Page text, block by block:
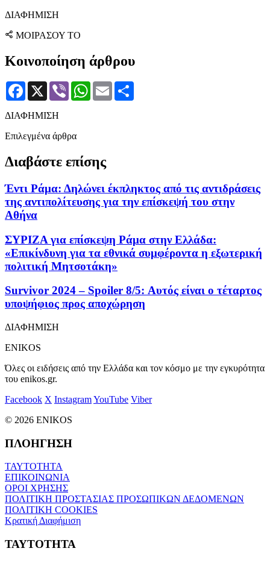
ΔΙΑΦΗΜΙΣΗ
ΜΟΙΡΑΣΟΥ ΤΟ
Κοινοποίηση άρθρου
Facebook
X Viber WhatsApp
Email
ΔΙΑΦΗΜΙΣΗ
Επιλεγμένα άρθρα
Διαβάστε επίσης
Έντι Ράμα: Δηλώνει έκπληκτος από τις αντιδράσεις
της αντιπολίτευσης για την επίσκεψή του στην
Αθήνα
ΣΥΡΙΖΑ για επίσκεψη Ράμα στην Ελλάδα:
«Επικίνδυνη για τα εθνικά συμφέροντα η εξωτερική
πολιτική Μητσοτάκη»
Survivor 2024 – Spoiler 8/5: Αυτός είναι ο τέταρτος
υποψήφιος προς αποχώρηση
ΔΙΑΦΗΜΙΣΗ
ENIKOS
Όλες οι ειδήσεις από την Ελλάδα και τον κόσμο με την εγκυρότητα
του enikos.gr.
Facebook X InstagramYouTube Viber
© 2026 ENIKOS
ΠΛΟΗΓΗΣΗ
ΤΑΥΤΟΤΗΤΑ
ΕΠΙΚΟΙΝΩΝΙΑ
ΟΡΟΙ ΧΡΗΣΗΣ
ΠΟΛΙΤΙΚΗ ΠΡΟΣΤΑΣΙΑΣ ΠΡΟΣΩΠΙΚΩΝ ΔΕΔΟΜΕΝΩΝ
ΠΟΛΙΤΙΚΗ COOKIES
Κρατική Διαφήμιση
ΤΑΥΤΟΤΗΤΑ